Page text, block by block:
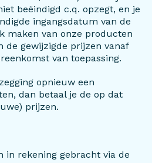
beëindigd c.q. opzegt, en je
ingangsdatum van de
maken van onze producten
de gewijzigde prijzen vanaf
van toepassing.
opnieuw een
dan betaal je de op dat
prijzen.
in rekening gebracht via de